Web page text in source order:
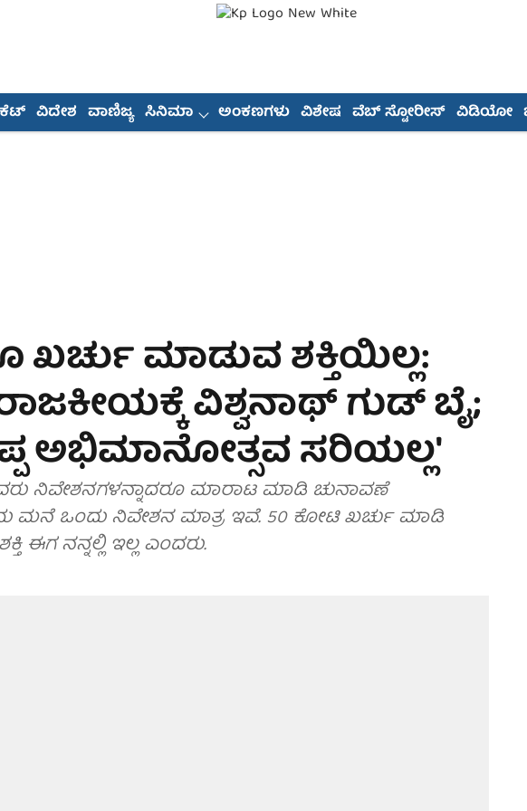
ವಿದೇಶ ವಾಣಿಜ್ಯ ಸಿನಿಮಾ ಅಂಕಣಗಳು ವಿಶೇಷ ವೆಬ್ ಸ್ಟೋರೀಸ್ ವಿಡಿಯೋ
ಖರ್ಚು ಮಾಡುವ ಶಕ್ತಿಯಿಲ್ಲ:
ವಿಶ್ವನಾಥ್ ಗುಡ್ ಬೈ;
ಅಭಿಮಾನೋತ್ಸವ ಸರಿಯಲ್ಲ'
ನಿವೇಶನಗಳನ್ನಾದರೂ ಮಾರಾಟ ಮಾಡಿ ಚುನಾವಣೆ
ಮನೆ ಒಂದು ನಿವೇಶನ ಮಾತ್ರ ಇವೆ. 50 ಕೋಟಿ ಖರ್ಚು ಮಾಡಿ
ಈಗ ನನ್ನಲ್ಲಿ ಇಲ್ಲ ಎಂದರು.